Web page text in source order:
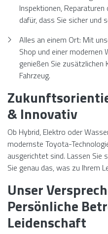
Inspektionen,
dafür, dass Sie sicher und
Alles an einem Ort: Mit
Shop und einer modernen
genießen Sie
Fahrzeug.
& Innovativ
Ob Hybrid, Elektro oder
modernste Toyota-
ausgerichtet sind. Lassen Sie
Sie genau das, was zu Ihrem
Unser
Persönliche
Leidenschaft